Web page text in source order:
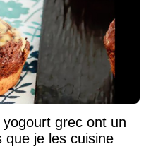
grec ont un
que je les cuisine